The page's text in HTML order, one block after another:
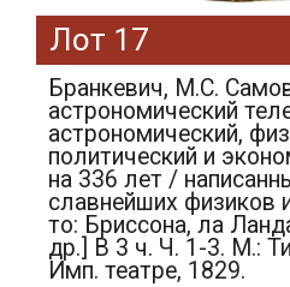
Лот 17
Бранкевич, М.С.
астрономический
астрономический,
политический и
на 336 лет /
славнейших физиков
то: Бриссона, ла
др.] В 3 ч. Ч. 1-3. М.:
Имп. театре, 1829.